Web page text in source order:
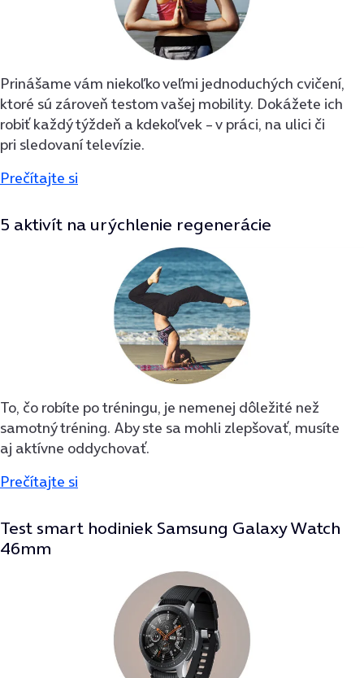
Prinášame vám niekoľko veľmi jednoduchých cvičení,
ktoré sú zároveň testom vašej mobility. Dokážete ich
robiť každý týždeň a kdekoľvek – v práci, na ulici či
pri sledovaní televízie.
Prečítajte si
5 aktivít na urýchlenie regenerácie
To, čo robíte po tréningu, je nemenej dôležité než
samotný tréning. Aby ste sa mohli zlepšovať, musíte
aj aktívne oddychovať.
Prečítajte si
Test smart hodiniek Samsung Galaxy Watch
46mm